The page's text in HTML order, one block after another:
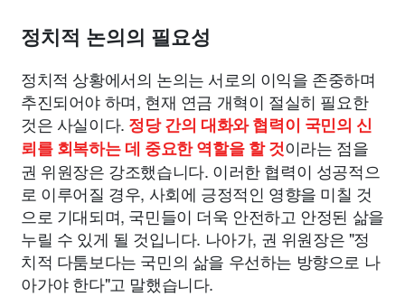
정치적 논의의 필요성
정치적 상황에서의 논의는 서로의 이익을 존중하며
추진되어야 하며, 현재 연금 개혁이 절실히 필요한
것은 사실이다. 정당 간의 대화와 협력이 국민의 신
뢰를 회복하는 데 중요한 역할을 할 것이라는 점을
권 위원장은 강조했습니다. 이러한 협력이 성공적으
로 이루어질 경우, 사회에 긍정적인 영향을 미칠 것
으로 기대되며, 국민들이 더욱 안전하고 안정된 삶을
누릴 수 있게 될 것입니다. 나아가, 권 위원장은 "정
치적 다툼보다는 국민의 삶을 우선하는 방향으로 나
아가야 한다"고 말했습니다.